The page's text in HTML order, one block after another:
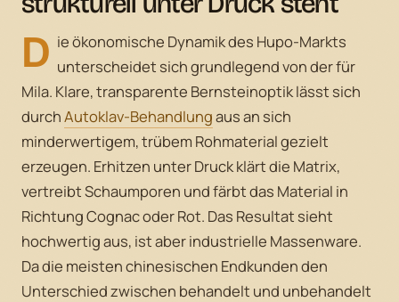
D ie ökonomische Dynamik des Hupo-Markts
unterscheidet sich grundlegend von der für
Mila. Klare, transparente Bernsteinoptik lässt sich
durchAutoklav-Behandlungaus an sich
minderwertigem, trübem Rohmaterial gezielt
erzeugen. Erhitzen unter Druck klärt die Matrix,
vertreibt Schaumporen und färbt das Material in
Richtung Cognac oder Rot. Das Resultat sieht
hochwertig aus, ist aber industrielle Massenware.
Da die meisten chinesischen Endkunden den
Unterschied zwischen behandelt und unbehandelt